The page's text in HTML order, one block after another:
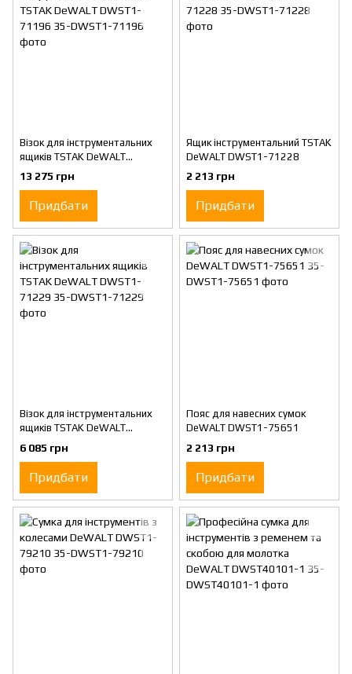
Візок для інструментальних
ящиків TSTAK DeWALT
DWST1-71196
13 275 грн
Придбати
Ящик інструментальний TSTAK
DeWALT DWST1-71228
2 213 грн
Придбати
Візок для інструментальних
ящиків TSTAK DeWALT
DWST1-71229
6 085 грн
Придбати
Пояс для навесних сумок
DeWALT DWST1-75651
2 213 грн
Придбати